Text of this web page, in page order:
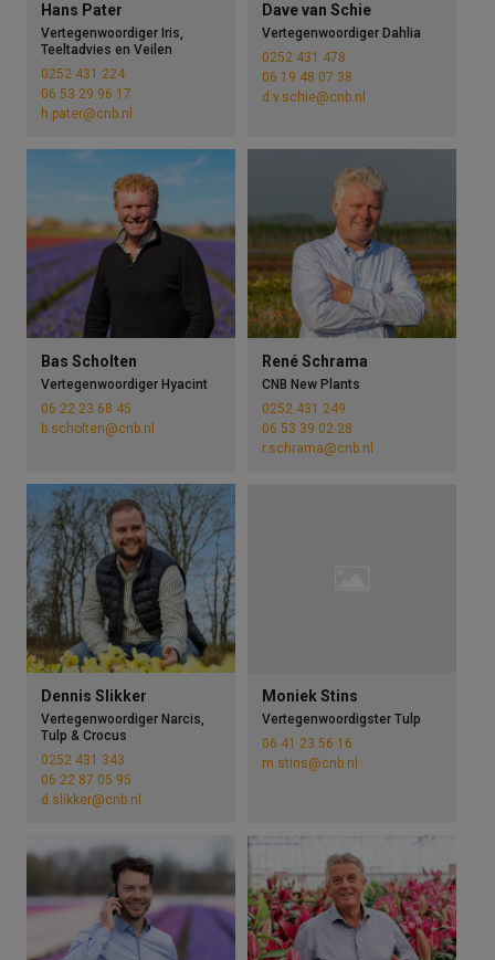
Hans Pater
Vertegenwoordiger Iris,
Teeltadvies en Veilen
0252 431 224
06 53 29 96 17
h.pater@cnb.nl
Dave van Schie
Vertegenwoordiger Dahlia
0252 431 478
06 19 48 07 38
d.v.schie@cnb.nl
Bas Scholten
Vertegenwoordiger Hyacint
06 22 23 68 45
b.scholten@cnb.nl
René Schrama
CNB New Plants
0252 431 249
06 53 39 02 28
r.schrama@cnb.nl
Dennis Slikker
Vertegenwoordiger Narcis,
Tulp & Crocus
0252 431 343
06 22 87 05 95
d.slikker@cnb.nl
Moniek Stins
Vertegenwoordigster Tulp
06 41 23 56 16
m.stins@cnb.nl